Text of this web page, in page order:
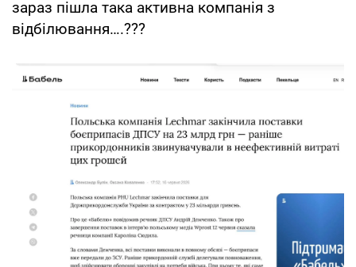
зараз пішла така активна компанія з
відбілювання….???